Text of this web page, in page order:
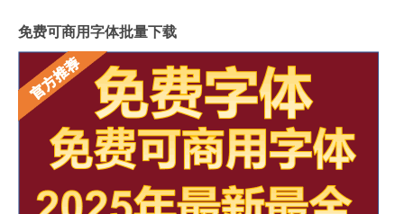
免费可商用字体批量下载